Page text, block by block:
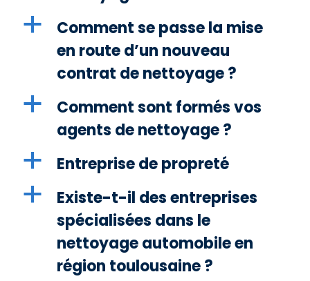
a
Comment se passe la mise
en route d’un nouveau
contrat de nettoyage ?
a
Comment sont formés vos
agents de nettoyage ?
a Entreprise de propreté
a
Existe-t-il des entreprises
spécialisées dans le
nettoyage automobile en
région toulousaine ?